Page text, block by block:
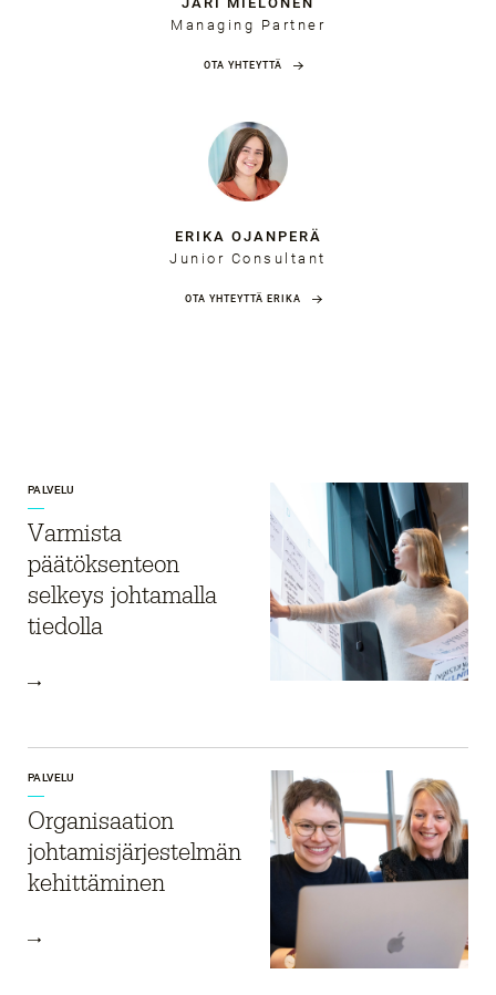
Managing Partner
OTA YHTEYTTÄ
ERIKA OJANPERÄ
Junior Consultant
OTA YHTEYTTÄ ERIKA
PALVELU
Varmista
päätöksenteon
selkeys johtamalla
tiedolla
PALVELU
Organisaation
johtamisjärjestelmän
kehittäminen